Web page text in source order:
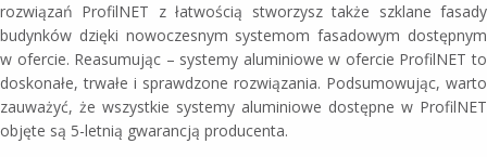
rozwiązań ProfilNET z łatwością stworzysz także szklane fasady
budynków dzięki nowoczesnym systemom fasadowym dostępnym
w ofercie. Reasumując – systemy aluminiowe w ofercie ProfilNET to
doskonałe, trwałe i sprawdzone rozwiązania. Podsumowując, warto
zauważyć, że wszystkie systemy aluminiowe dostępne w ProfilNET
objęte są 5-letnią gwarancją producenta.